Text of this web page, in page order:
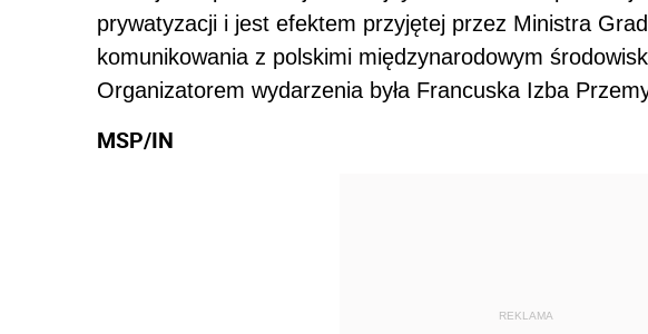
prywatyzacji i jest efektem przyjętej przez Ministra
komunikowania z polskimi międzynarodowym
Organizatorem wydarzenia była Francuska Izba
MSP/IN
REKLAMA